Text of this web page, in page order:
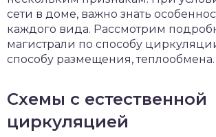
сети в доме, важно знать
каждого вида. Рассмотрим
магистрали по способу
способу размещения, теплообмена.
Схемы с естественной
циркуляцией